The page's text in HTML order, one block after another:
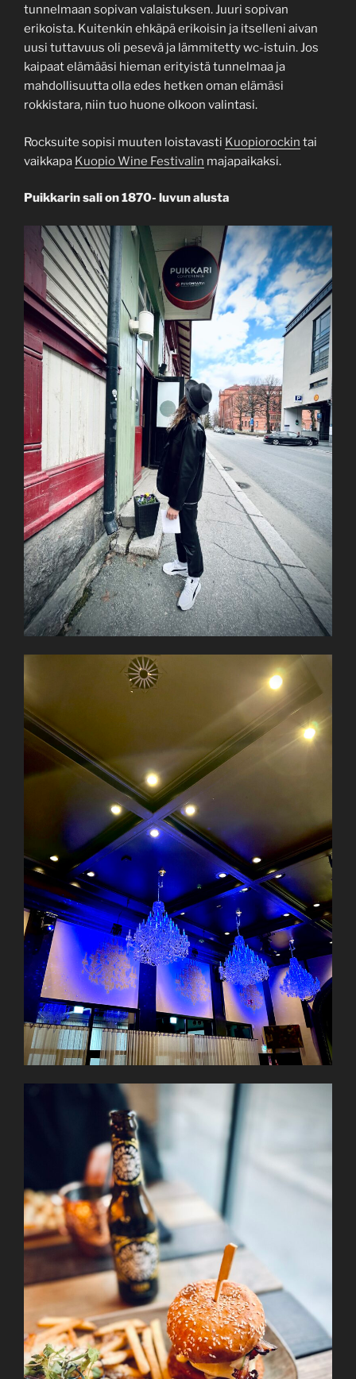
tunnelmaan sopivan valaistuksen. Juuri sopivan
erikoista. Kuitenkin ehkäpä erikoisin ja itselleni aivan
uusi tuttavuus oli pesevä ja lämmitetty wc-istuin. Jos
kaipaat elämääsi hieman erityistä tunnelmaa ja
mahdollisuutta olla edes hetken oman elämäsi
rokkistara, niin tuo huone olkoon valintasi.
Rocksuite sopisi muuten loistavasti Kuopiorockin tai
vaikkapa Kuopio Wine Festivalin majapaikaksi.
Puikkarin sali on 1870- luvun alusta